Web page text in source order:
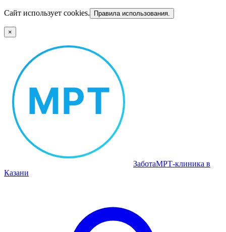
Сайт использует cookies. Правила использования.
×
ЗаботаМРТ‑клиника в
Казани